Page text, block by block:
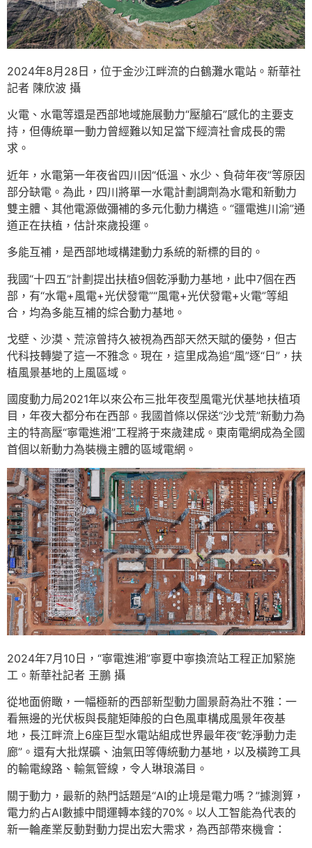
2024年8月28日，位于金沙江畔流的白鶴灘水電站。新華社
記者 陳欣波 攝
火電、水電等還是西部地域施展動力“壓艙石”感化的主要支
持，但傳統單一動力曾經難以知足當下經濟社會成長的需
求。
近年，水電第一年夜省四川因“低溫、水少、負荷年夜”等原因
部分缺電。為此，四川將單一水電計劃調劑為水電和新動力
雙主體、其他電源做彌補的多元化動力構造。“疆電進川渝”通
道正在扶植，估計來歲投運。
多能互補，是西部地域構建動力系統的新標的目的。
我國“十四五”計劃提出扶植9個乾淨動力基地，此中7個在西
部，有“水電+風電+光伏發電”“風電+光伏發電+火電”等組
合，均為多能互補的綜合動力基地。
戈壁、沙漠、荒涼曾持久被視為西部天然天賦的優勢，但古
代科技轉變了這一不雅念。現在，這里成為追“風”逐“日”，扶
植風景基地的上風區域。
國度動力局2021年以來公布三批年夜型風電光伏基地扶植項
目，年夜大都分布在西部。我國首條以保送“沙戈荒”新動力為
主的特高壓“寧電進湘”工程將于來歲建成。東南電網成為全國
首個以新動力為裝機主體的區域電網。
2024年7月10日，“寧電進湘”寧夏中寧換流站工程正加緊施
工。新華社記者 王鵬 攝
從地面俯瞰，一幅極新的西部新型動力圖景蔚為壯不雅：一
看無邊的光伏板與長龍矩陣般的白色風車構成風景年夜基
地，長江畔流上6座巨型水電站組成世界最年夜“乾淨動力走
廊”。還有大批煤礦、油氣田等傳統動力基地，以及橫跨工具
的輸電線路、輸氣管線，令人琳琅滿目。
關于動力，最新的熱門話題是“AI的止境是電力嗎？”據測算，
電力約占AI數據中間運轉本錢的70%。以人工智能為代表的
新一輪產業反動對動力提出宏大需求，為西部帶來機會：